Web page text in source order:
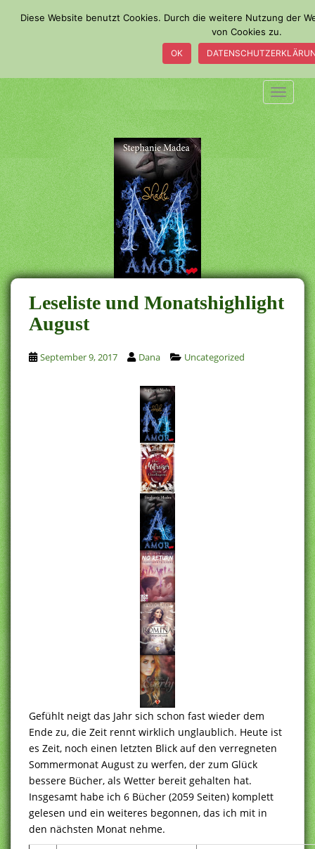
m
a
i
n
c
o
n
t
e
n
t
Leseliste und Monatshighlight
August
September 9, 2017 Dana Uncategorized
Gefühlt neigt das Jahr sich schon fast wieder dem
Ende zu, die Zeit rennt wirklich unglaublich. Heute ist
es Zeit, noch einen letzten Blick auf den verregneten
Sommermonat August zu werfen, der zum Glück
bessere Bücher, als Wetter bereit gehalten hat.
Insgesamt habe ich 6 Bücher (2059 Seiten) komplett
gelesen und ein weiteres begonnen, das ich mit in
den nächsten Monat nehme.
Diese Website benutzt Cookies. Durch die weitere Nutzung der
von Cookies zu.
OK